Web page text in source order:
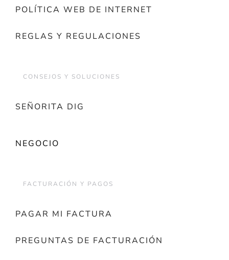
POLÍTICA WEB DE INTERNET
REGLAS Y REGULACIONES
CONSEJOS Y SOLUCIONES
SEÑORITA DIG
NEGOCIO
FACTURACIÓN Y PAGOS
PAGAR MI FACTURA
PREGUNTAS DE FACTURACIÓN